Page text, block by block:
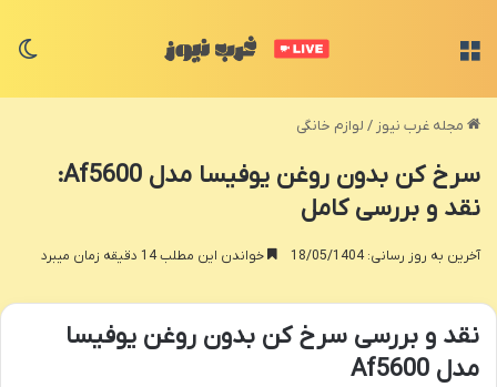
مجله غرب نیوز / لوازم خانگی
سرخ کن بدون روغن یوفیسا مدل Af5600:
نقد و بررسی کامل
آخرین به روز رسانی: 18/05/1404 خواندن این مطلب 14 دقیقه زمان میبرد
نقد و بررسی سرخ کن بدون روغن یوفیسا
مدل Af5600